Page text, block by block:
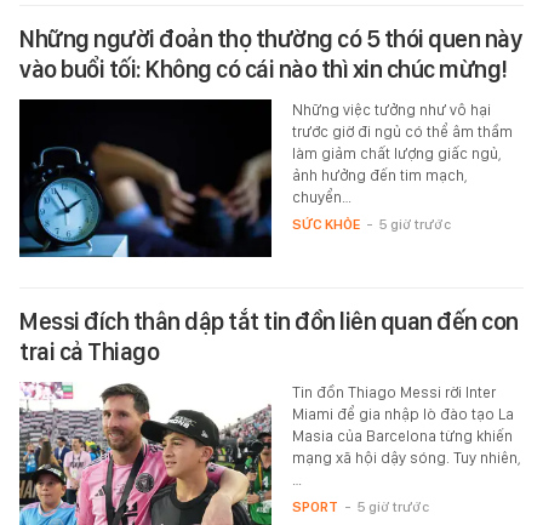
Những người đoản thọ thường có 5 thói quen này
vào buổi tối: Không có cái nào thì xin chúc mừng!
Những việc tưởng như vô hại
trước giờ đi ngủ có thể âm thầm
làm giảm chất lượng giấc ngủ,
ảnh hưởng đến tim mạch,
chuyển…
SỨC KHỎE - 5 giờ trước
Messi đích thân dập tắt tin đồn liên quan đến con
trai cả Thiago
Tin đồn Thiago Messi rời Inter
Miami để gia nhập lò đào tạo La
Masia của Barcelona từng khiến
mạng xã hội dậy sóng. Tuy nhiên,
SPORT - 5 giờ trước